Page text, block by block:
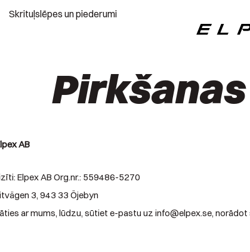
Skrituļslēpes un piederumi
AB
Elpex AB Org.nr.: 559486-5270
3, 943 33 Öjebyn
ar mums, lūdzu, sūtiet e-pastu uz info@elpex.se,